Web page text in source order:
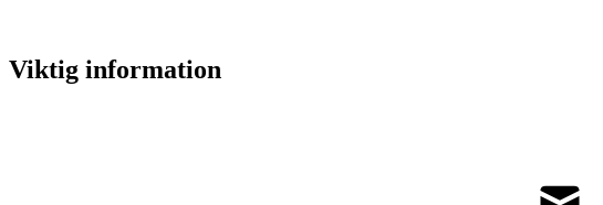
Viktig information